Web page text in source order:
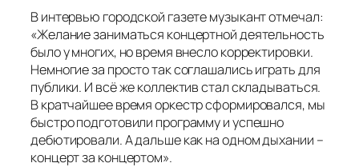
В интервью городской газете музыкант отмечал:
«Желание заниматься концертной деятельность
было у многих, но время внесло корректировки.
Немногие за просто так соглашались играть для
публики. И всё же коллектив стал складываться.
В кратчайшее время оркестр сформировался, мы
быстро подготовили программу и успешно
дебютировали. А дальше как на одном дыхании –
концерт за концертом».